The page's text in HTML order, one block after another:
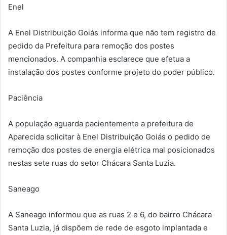
Enel
A Enel Distribuição Goiás informa que não tem registro de
pedido da Prefeitura para remoção dos postes
mencionados. A companhia esclarece que efetua a
instalação dos postes conforme projeto do poder público.
Paciência
A população aguarda pacientemente a prefeitura de
Aparecida solicitar à Enel Distribuição Goiás o pedido de
remoção dos postes de energia elétrica mal posicionados
nestas sete ruas do setor Chácara Santa Luzia.
Saneago
A Saneago informou que as ruas 2 e 6, do bairro Chácara
Santa Luzia, já dispõem de rede de esgoto implantada e